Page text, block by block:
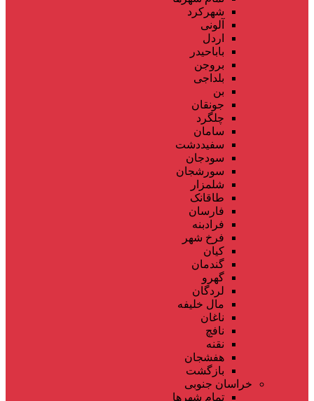
شهرکرد
آلونی
اردل
باباحیدر
بروجن
بلداجی
بن
جونقان
چلگرد
سامان
سفیددشت
سودجان
سورشجان
شلمزار
طاقانک
فارسان
فرادبنه
فرخ شهر
کیان
گندمان
گهرو
لردگان
مال خلیفه
ناغان
نافچ
نقنه
هفشجان
بازگشت
خراسان جنوبی
تمام شهر‌ها